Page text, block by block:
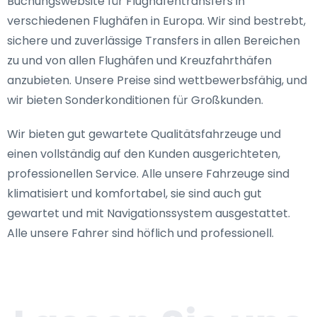
verschiedenen Flughäfen in Europa. Wir sind bestrebt,
sichere und zuverlässige Transfers in allen Bereichen
zu und von allen Flughäfen und Kreuzfahrthäfen
anzubieten. Unsere Preise sind wettbewerbsfähig, und
wir bieten Sonderkonditionen für Großkunden.
Wir bieten gut gewartete Qualitätsfahrzeuge und
einen vollständig auf den Kunden ausgerichteten,
professionellen Service. Alle unsere Fahrzeuge sind
klimatisiert und komfortabel, sie sind auch gut
gewartet und mit Navigationssystem ausgestattet.
Alle unsere Fahrer sind höflich und professionell.